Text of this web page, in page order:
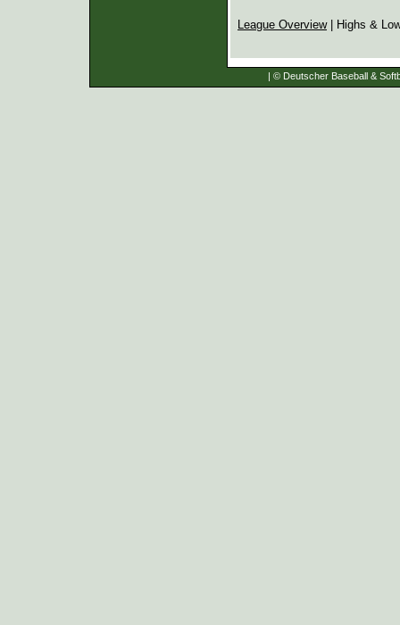
League Overview| Highs &
| © Deutscher Baseball &